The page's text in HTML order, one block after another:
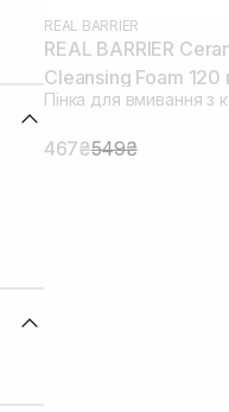
REAL BARRIER
REAL BARRIER
Cleansing Foam 120
Пінка для вмивання з
467₴549₴